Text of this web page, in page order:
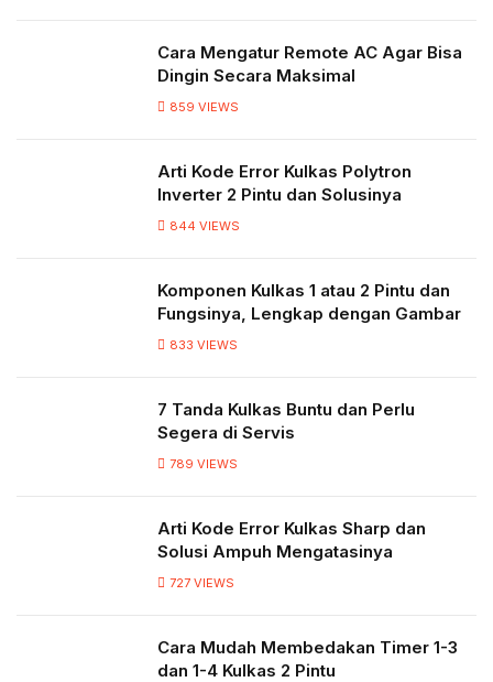
Cara Mengatur Remote AC Agar Bisa
Dingin Secara Maksimal
859 VIEWS
Arti Kode Error Kulkas Polytron
Inverter 2 Pintu dan Solusinya
844 VIEWS
Komponen Kulkas 1 atau 2 Pintu dan
Fungsinya, Lengkap dengan Gambar
833 VIEWS
7 Tanda Kulkas Buntu dan Perlu
Segera di Servis
789 VIEWS
Arti Kode Error Kulkas Sharp dan
Solusi Ampuh Mengatasinya
727 VIEWS
Cara Mudah Membedakan Timer 1-3
dan 1-4 Kulkas 2 Pintu